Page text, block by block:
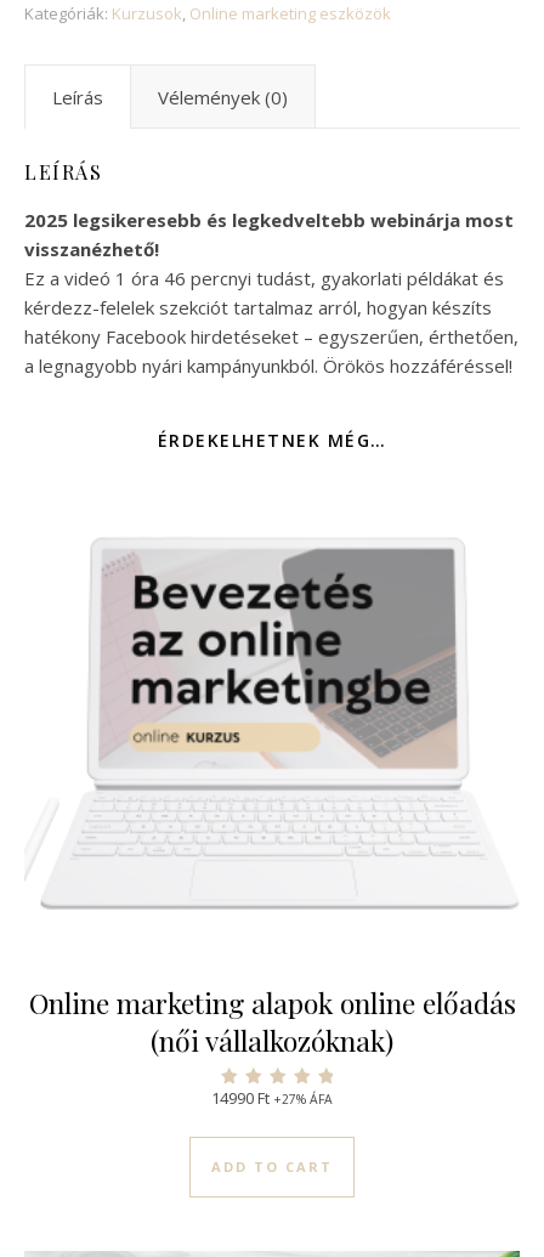
Kategóriák: Kurzusok, Online marketing eszközök
Leírás Vélemények (0)
LEÍRÁS
2025 legsikeresebb és legkedveltebb webinárja most
visszanézhető!
Ez a videó 1 óra 46 percnyi tudást, gyakorlati példákat és
kérdezz-felelek szekciót tartalmaz arról, hogyan készíts
hatékony Facebook hirdetéseket – egyszerűen, érthetően,
a legnagyobb nyári kampányunkból. Örökös hozzáféréssel!
ÉRDEKELHETNEK MÉG…
Online marketing alapok online előadás
(női vállalkozóknak)
Értékelés:
/ 5
14990Ft +27% ÁFA
ADD TO CART